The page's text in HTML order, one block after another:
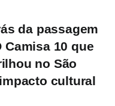
da passagem
Camisa 10 que
no São
cultural